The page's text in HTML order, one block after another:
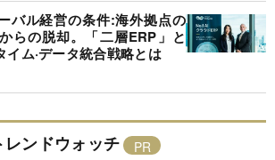
バル経営の条件:海外拠点の
らの脱却。「二層ERP」と
ム·データ統合戦略とは
レンドウォッチ